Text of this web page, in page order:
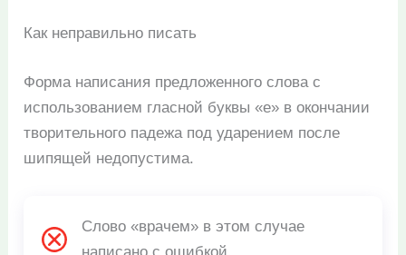
Как неправильно писать
Форма написания предложенного слова с
использованием гласной буквы «е» в окончании
творительного падежа под ударением после
шипящей недопустима.
Слово «врачем» в этом случае